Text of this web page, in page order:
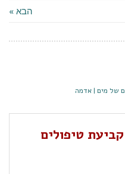
הבא »
של מים | אדמה
טיפולים